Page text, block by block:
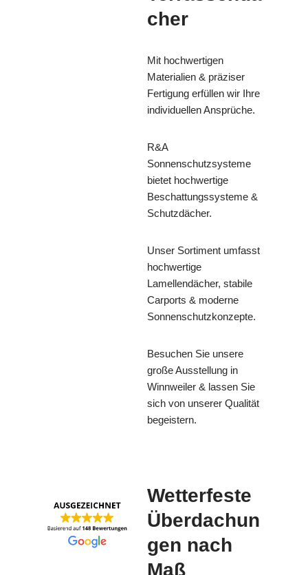
cher
Mit hochwertigen
Materialien & präziser
Fertigung erfüllen wir Ihre
individuellen Ansprüche.
R&A
Sonnenschutzsysteme
bietet hochwertige
Beschattungssysteme &
Schutzdächer.
Unser Sortiment umfasst
hochwertige
Lamellendächer, stabile
Carports & moderne
Sonnenschutzkonzepte.
Besuchen Sie unsere
große Ausstellung in
Winnweiler & lassen Sie
sich von unserer Qualität
begeistern.
Wetterfeste
Überdachun
gen nach
Maß